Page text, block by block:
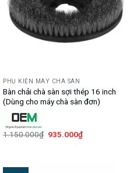
PHỤ KIỆN MÁY CHÀ SÀN
Bàn chải chà sàn sợi thép 16 inch
(Dùng cho máy chà sàn đơn)
1.150.000₫ Giá
935.000₫Giá